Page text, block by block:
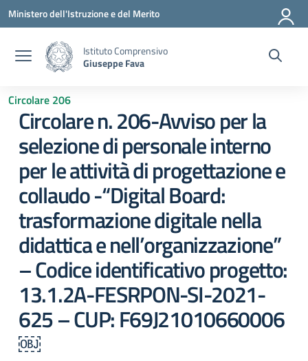
Vai ai contenuti
Vai al menu di navigazione
Vai al footer
Ministero dell'Istruzione e del Merito
Istituto Comprensivo
Giuseppe Fava
Circolare 206
Circolare n. 206-Avviso per la
selezione di personale interno
per le attività di progettazione e
collaudo -“Digital Board:
trasformazione digitale nella
didattica e nell’organizzazione”
– Codice identificativo progetto:
13.1.2A-FESRPON-SI-2021-
625 – CUP: F69J21010660006
￼